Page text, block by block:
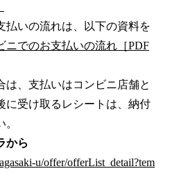
払いの流れは、以下の資料を
ニでのお支払いの流れ［PDF
、支払いはコンビニ店舗と
に受け取るレシートは、納付
から
u/offer/offerList_detail?tem